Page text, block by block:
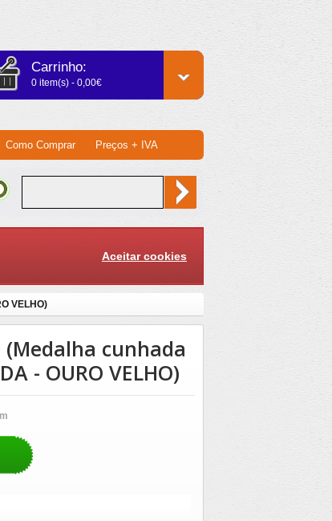
Carrinho:
0 item(s) - 0,00€
Como Comprar Preços + IVA
Aceitar cookies
VELHO)
(Medalha cunhada
- OURO VELHO)